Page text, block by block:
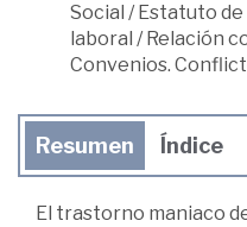
Social / Estatuto
laboral / Relación
Convenios.
Resumen Índice
El trastorno maniaco